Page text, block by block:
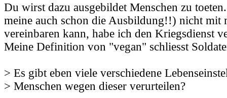
Du wirst dazu ausgebildet Menschen zu
meine auch schon die Ausbildung!!) nicht mit
vereinbaren kann, habe ich den Kriegsdienst
Meine Definition von "vegan" schliesst
> Es gibt eben viele verschiedene
> Menschen wegen dieser verurteilen?